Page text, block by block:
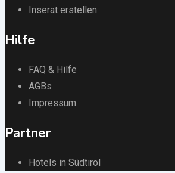
Inserat erstellen
Hilfe
FAQ & Hilfe
AGBs
Impressum
Partner
Hotels in Südtirol